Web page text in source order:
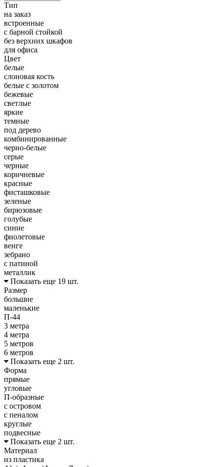
Тип
на заказ
встроенные
с барной стойкой
без верхних шкафов
для офиса
Цвет
белые
слоновая кость
белые с золотом
бежевые
светлые
яркие
темные
под дерево
комбинированные
черно-белые
серые
черные
коричневые
красные
фисташковые
зеленые
бирюзовые
голубые
синие
фиолетовые
венге
зебрано
с патиной
металлик
Показать еще 19 шт.
Размер
большие
маленькие
П-44
3 метра
4 метра
5 метров
6 метров
Показать еще 2 шт.
Форма
прямые
угловые
П-образные
с островом
с пеналом
круглые
подвесные
Показать еще 2 шт.
Материал
из пластика